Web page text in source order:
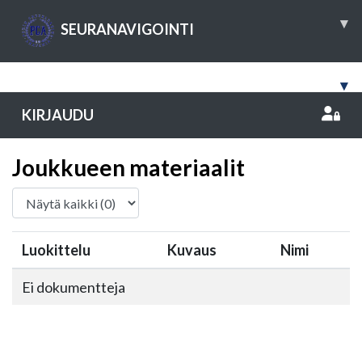
SEURANAVIGOINTI ▾
▾
KIRJAUDU
Joukkueen materiaalit
Luokittelu Kuvaus Nimi
Ei dokumentteja